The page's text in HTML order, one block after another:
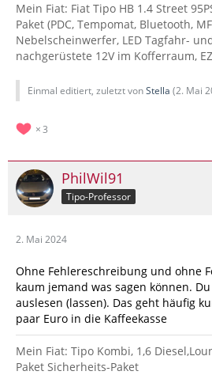
Mein Fiat: Fiat Tipo HB 1.4 Street
Paket (PDC, Tempomat, Bluetooth,
Nebelscheinwerfer, LED Tagfahr-
nachgerüstete 12V im Kofferraum,
Einmal editiert, zuletzt vonStella (2. Mai
3
PhilWil91
Tipo-Professor
2. Mai 2024
Ohne Fehlereschreibung und ohne
kaum jemand was sagen können.
auslesen (lassen). Das geht häufig
paar Euro in die Kaffeekasse
Mein Fiat: Tipo Kombi, 1,6
Paket Sicherheits-Paket